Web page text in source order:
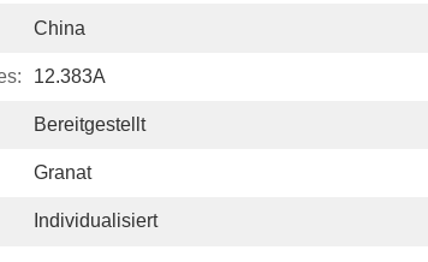
China
12.383A
Bereitgestellt
Granat
Individualisiert